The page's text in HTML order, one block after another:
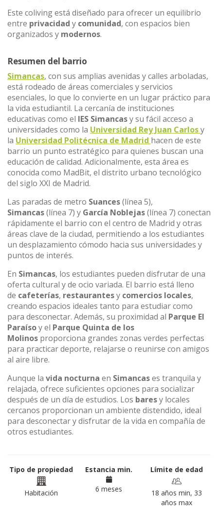
Este coliving está diseñado para ofrecer un equilibrio
entre privacidad y comunidad, con espacios bien
organizados y modernos.
Resumen del barrio
Simancas, con sus amplias avenidas y calles arboladas,
está rodeado de áreas comerciales y servicios
esenciales, lo que lo convierte en un lugar práctico para
la vida estudiantil. La cercanía de instituciones
educativas como el IES Simancasy su fácil acceso a
universidades como la Universidad Rey Juan Carlosy
la Universidad Politécnica de Madrid hacen de este
barrio un punto estratégico para quienes buscan una
educación de calidad. Adicionalmente, esta área es
conocida como MadBit, el distrito urbano tecnológico
del siglo XXI de Madrid.
Las paradas de metro Suances(línea 5),
Simancas(línea 7) y García Noblejas(línea 7) conectan
rápidamente el barrio con el centro de Madrid y otras
áreas clave de la ciudad, permitiendo a los estudiantes
un desplazamiento cómodo hacia sus universidades y
puntos de interés.
En Simancas, los estudiantes pueden disfrutar de una
oferta cultural y de ocio variada. El barrio está lleno
de cafeterías, restaurantesy comercios locales,
creando espacios ideales tanto para estudiar como
para desconectar. Además, su proximidad al Parque El
Paraísoy el Parque Quinta de los
Molinos proporciona grandes zonas verdes perfectas
para practicar deporte, relajarse o reunirse con amigos
al aire libre.
Aunque la vida nocturna en Simancases tranquila y
relajada, ofrece suficientes opciones para socializar
después de un día de estudios. Los baresy locales
cercanos proporcionan un ambiente distendido, ideal
para desconectar y disfrutar de la vida en compañía de
otros estudiantes.
Tipo de propiedad
Habitación
Estancia min.
6 meses
Límite de edad
18 años min, 33
años max